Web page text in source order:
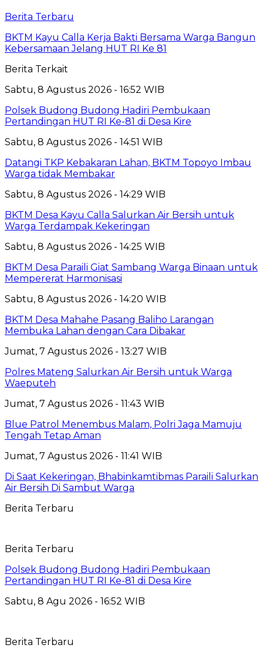
Berita Terbaru
BKTM Kayu Calla Kerja Bakti Bersama Warga Bangun
Kebersamaan Jelang HUT RI Ke 81
Berita Terkait
Sabtu, 8 Agustus 2026 - 16:52 WIB
Polsek Budong Budong Hadiri Pembukaan
Pertandingan HUT RI Ke-81 di Desa Kire
Sabtu, 8 Agustus 2026 - 14:51 WIB
Datangi TKP Kebakaran Lahan, BKTM Topoyo Imbau
Warga tidak Membakar
Sabtu, 8 Agustus 2026 - 14:29 WIB
BKTM Desa Kayu Calla Salurkan Air Bersih untuk
Warga Terdampak Kekeringan
Sabtu, 8 Agustus 2026 - 14:25 WIB
BKTM Desa Paraili Giat Sambang Warga Binaan untuk
Mempererat Harmonisasi
Sabtu, 8 Agustus 2026 - 14:20 WIB
BKTM Desa Mahahe Pasang Baliho Larangan
Membuka Lahan dengan Cara Dibakar
Jumat, 7 Agustus 2026 - 13:27 WIB
Polres Mateng Salurkan Air Bersih untuk Warga
Waeputeh
Jumat, 7 Agustus 2026 - 11:43 WIB
Blue Patrol Menembus Malam, Polri Jaga Mamuju
Tengah Tetap Aman
Jumat, 7 Agustus 2026 - 11:41 WIB
Di Saat Kekeringan, Bhabinkamtibmas Paraili Salurkan
Air Bersih Di Sambut Warga
Berita Terbaru
Berita Terbaru
Polsek Budong Budong Hadiri Pembukaan
Pertandingan HUT RI Ke-81 di Desa Kire
Sabtu, 8 Agu 2026 - 16:52 WIB
Berita Terbaru